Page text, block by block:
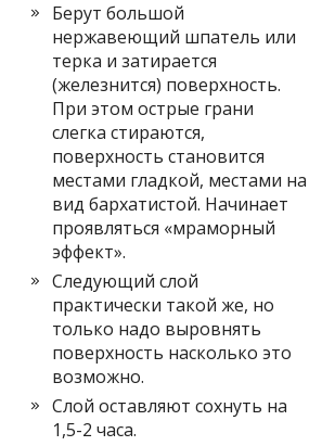
Берут большой
нержавеющий шпатель или
терка и затирается
(железнится) поверхность.
При этом острые грани
слегка стираются,
поверхность становится
местами гладкой, местами на
вид бархатистой. Начинает
проявляться «мраморный
эффект».
Следующий слой
практически такой же, но
только надо выровнять
поверхность насколько это
возможно.
Слой оставляют сохнуть на
1,5-2 часа.